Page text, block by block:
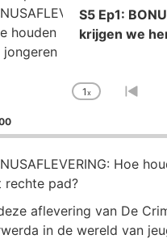
S5 Ep1:
krijgen we
Change
Rate
1x
Go
Hoe
rechte pad?
aflevering van De
in de wereld van